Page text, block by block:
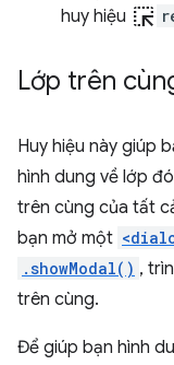
huy hiệu ink_selection
Lớp trên
Huy hiệu này giúp
hình dung về lớp
trên cùng của tất
bạn mở một
.showModal() ,
trên cùng.
Để giúp bạn hình